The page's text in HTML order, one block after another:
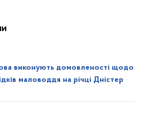
виконують домовленості щодо
маловоддя на річці Дністер